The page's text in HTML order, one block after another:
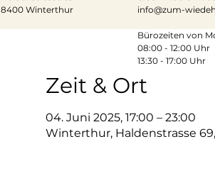
Zeit & Ort
04. Juni 2025, 17:00 – 23:00
Winterthur, Haldenstrasse
8400 Winterthur
info@zum-
Bürozeiten von
08:00 - 12:00 Uhr
13:30 - 17:00 Uhr